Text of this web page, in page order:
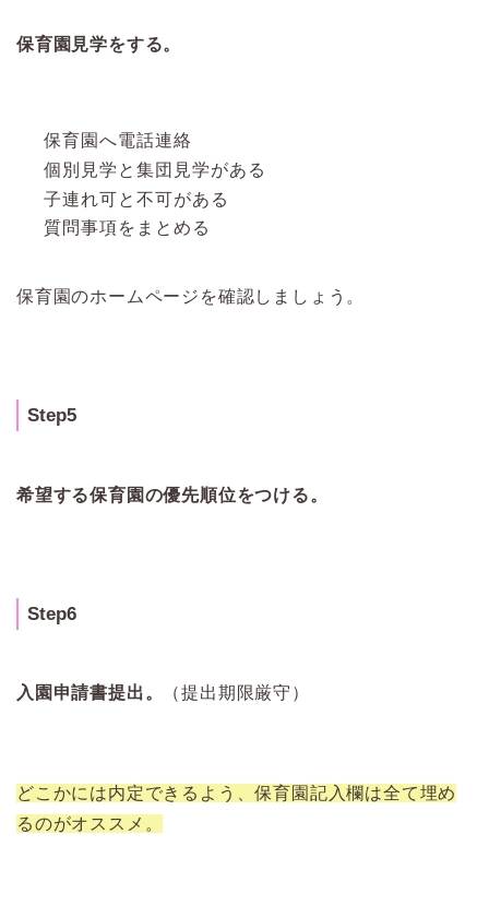
保育園見学をする。
保育園へ電話連絡
個別見学と集団見学がある
子連れ可と不可がある
質問事項をまとめる
保育園のホームページを確認しましょう。
Step5
希望する保育園の優先順位をつける。
Step6
入園申請書提出。 （提出期限厳守）
どこかには内定できるよう、保育園記入欄は全て埋め
るのがオススメ。